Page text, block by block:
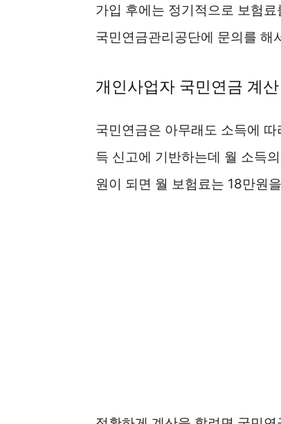
가입 후에는 정기적으로 보험
국민연금관리공단에 문의를 해
개인사업자 국민연금 계
국민연금은 아무래도 소득에
득 신고에 기반하는데 월 소득
원이 되면 월 보험료는 18만원